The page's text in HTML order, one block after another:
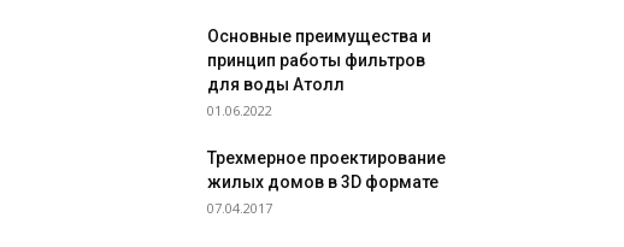
Основные преимущества и
принцип работы фильтров
для воды Атолл
01.06.2022
Трехмерное проектирование
жилых домов в 3D формате
07.04.2017